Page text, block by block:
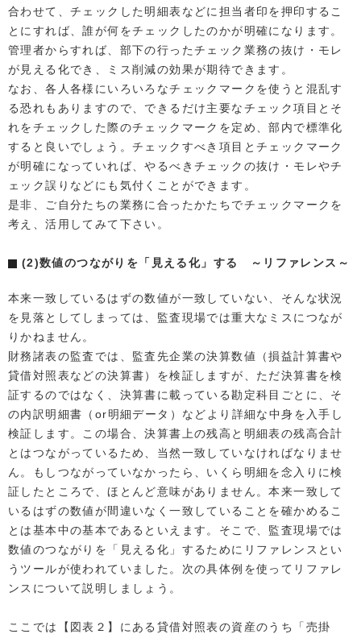
合わせて、チェックした明細表などに担当者印を押印するこ
とにすれば、誰が何をチェックしたのかが明確になります。
管理者からすれば、部下の行ったチェック業務の抜け・モレ
が見える化でき、ミス削減の効果が期待できます。
なお、各人各様にいろいろなチェックマークを使うと混乱す
る恐れもありますので、できるだけ主要なチェック項目とそ
れをチェックした際のチェックマークを定め、部内で標準化
すると良いでしょう。チェックすべき項目とチェックマーク
が明確になっていれば、やるべきチェックの抜け・モレやチ
ェック誤りなどにも気付くことができます。
是非、ご自分たちの業務に合ったかたちでチェックマークを
考え、活用してみて下さい。
(2)数値のつながりを「見える化」する ～リファレンス～
本来一致しているはずの数値が一致していない、そんな状況
を見落としてしまっては、監査現場では重大なミスにつなが
りかねません。
財務諸表の監査では、監査先企業の決算数値（損益計算書や
貸借対照表などの決算書）を検証しますが、ただ決算書を検
証するのではなく、決算書に載っている勘定科目ごとに、そ
の内訳明細書（or明細データ）などより詳細な中身を入手し
検証します。この場合、決算書上の残高と明細表の残高合計
とはつながっているため、当然一致していなければなりませ
ん。もしつながっていなかったら、いくら明細を念入りに検
証したところで、ほとんど意味がありません。本来一致して
いるはずの数値が間違いなく一致していることを確かめるこ
とは基本中の基本であるといえます。そこで、監査現場では
数値のつながりを「見える化」するためにリファレンスとい
うツールが使われていました。次の具体例を使ってリファレ
ンスについて説明しましょう。
ここでは【図表２】にある貸借対照表の資産のうち「売掛